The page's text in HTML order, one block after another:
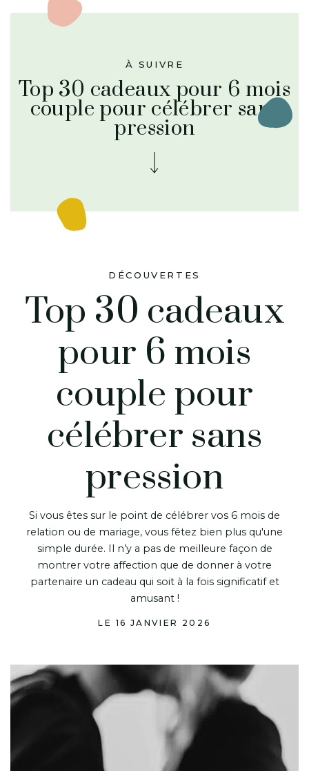
À SUIVRE
Top 30 cadeaux pour 6 mois
couple pour célébrer sans
pression
DÉCOUVERTES
Top 30 cadeaux
pour 6 mois
couple pour
célébrer sans
pression
Si vous êtes sur le point de célébrer vos 6 mois de
relation ou de mariage, vous fêtez bien plus qu'une
simple durée. Il n’y a pas de meilleure façon de
montrer votre affection que de donner à votre
partenaire un cadeau qui soit à la fois significatif et
amusant !
LE 16 JANVIER 2026